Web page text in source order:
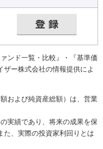
ンド一覧・比較』・『基準価
ー株式会社の情報提供によ
および純資産総額）は、営業
実績であり、将来の成果を保
た、実際の投資家利回りとは